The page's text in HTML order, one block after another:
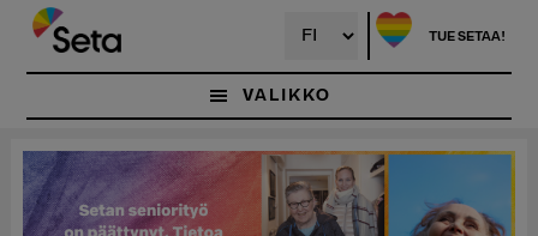
Hyppää
pääsisältöön
TUE SETAA!
VALIKKO